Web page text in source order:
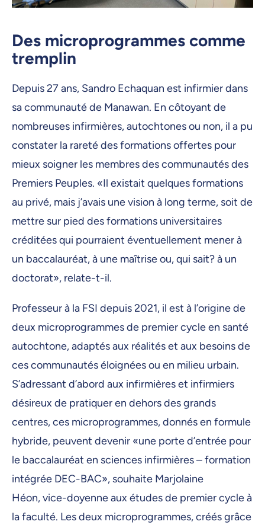
Des microprogrammes comme
tremplin
Depuis 27 ans, Sandro Echaquan est infirmier dans
sa communauté de Manawan. En côtoyant de
nombreuses infirmières, autochtones ou non, il a pu
constater la rareté des formations offertes pour
mieux soigner les membres des communautés des
Premiers Peuples. «Il existait quelques formations
au privé, mais j’avais une vision à long terme, soit de
mettre sur pied des formations universitaires
créditées qui pourraient éventuellement mener à
un baccalauréat, à une maîtrise ou, qui sait? à un
doctorat», relate-t-il.
Professeur à la FSI depuis 2021, il est à l’origine de
deux microprogrammes de premier cycle en santé
autochtone, adaptés aux réalités et aux besoins de
ces communautés éloignées ou en milieu urbain.
S’adressant d’abord aux infirmières et infirmiers
désireux de pratiquer en dehors des grands
centres, ces microprogrammes, donnés en formule
hybride, peuvent devenir «une porte d’entrée pour
le baccalauréat en sciences infirmières – formation
intégrée DEC-BAC», souhaite Marjolaine
Héon, vice-doyenne aux études de premier cycle à
la faculté. Les deux microprogrammes, créés grâce